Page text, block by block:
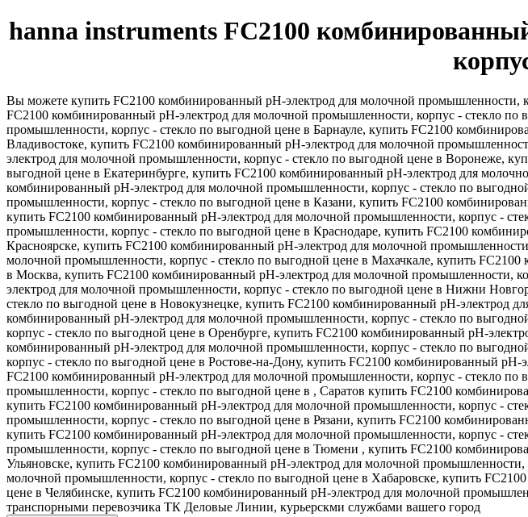
hanna instruments FC2100
Вы можете купить FC2100 комбинированный рН-электрод для молочной промышленности,
FC2100 комбинированный рН-электрод для молочной промышленности, корпус - стекло
промышленности, корпус - стекло по выгодной цене в Барнауле, купить FC2100
Владивостоке, купить FC2100 комбинированный рН-электрод для молочной
электрод для молочной промышленности, корпус - стекло по выгодной цене в Воронеже,
выгодной цене в Екатеринбурге, купить FC2100 комбинированный рН-электрод для
комбинированный рН-электрод для молочной промышленности, корпус - стекло по
промышленности, корпус - стекло по выгодной цене в Казани, купить FC2100
купить FC2100 комбинированный рН-электрод для молочной промышленности, корпус -
промышленности, корпус - стекло по выгодной цене в Краснодаре, купить FC2100
Красноярске, купить FC2100 комбинированный рН-электрод для молочной
молочной промышленности, корпус - стекло по выгодной цене в Махачкале, купить
в Москва, купить FC2100 комбинированный рН-электрод для молочной промышленности,
электрод для молочной промышленности, корпус - стекло по выгодной цене в Нижни
стекло по выгодной цене в Новокузнецке, купить FC2100 комбинированный рН-электрод
комбинированный рН-электрод для молочной промышленности, корпус - стекло по
корпус - стекло по выгодной цене в Оренбурге, купить FC2100 комбинированный рН-
комбинированный рН-электрод для молочной промышленности, корпус - стекло по
корпус - стекло по выгодной цене в Ростове-на-Дону, купить FC2100 комбинированный
FC2100 комбинированный рН-электрод для молочной промышленности, корпус - стекло
промышленности, корпус - стекло по выгодной цене в , Саратов купить FC2100
купить FC2100 комбинированный рН-электрод для молочной промышленности, корпус -
промышленности, корпус - стекло по выгодной цене в Рязани, купить FC2100
купить FC2100 комбинированный рН-электрод для молочной промышленности, корпус -
промышленности, корпус - стекло по выгодной цене в Тюмени , купить FC2100
Ульяновске, купить FC2100 комбинированный рН-электрод для молочной
молочной промышленности, корпус - стекло по выгодной цене в Хабаровске, купить
цене в Челябинске, купить FC2100 комбинированный рН-электрод для молочной
транспорными перевозчика ТК Деловые Линии, курьерскми службами вашего город